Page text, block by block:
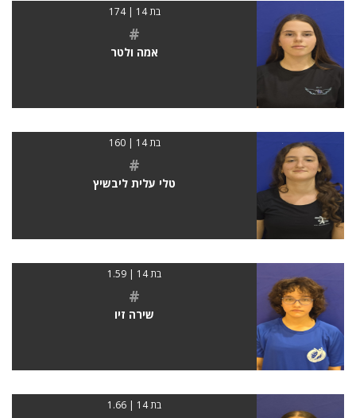
בת 14 | 174
#
אמה ולטר
בת 14 | 160
#
טלי עלית ליבשיץ
בת 14 | 1.59
#
שירה זיו
בת 14 | 1.66